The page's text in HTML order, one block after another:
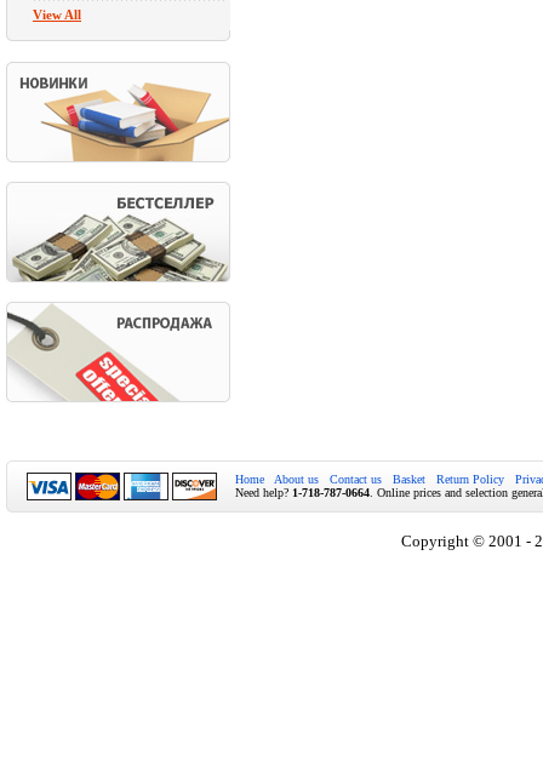
View All
Home About us Contact us Basket Return Policy
Need help? 1-718-787-0664 . Online prices and selection
Copyright © 2001 -